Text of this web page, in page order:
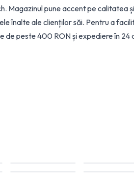
Magazinul pune accent pe calitatea
înalte ale clienților săi. Pentru a
peste 400 RON și expediere în 24